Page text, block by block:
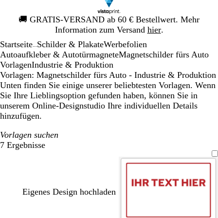
🚚 GRATIS-VERSAND ab 60 € Bestellwert. Mehr
Information zum Versand hier.
Galeriebild
1
Startseite Schilder & PlakateWerbefolien
Autoaufkleber & AutotürmagneteMagnetschilder fürs Auto
VorlagenIndustrie & Produktion
Vorlagen: Magnetschilder fürs Auto - Industrie & Produktion
Unten finden Sie einige unserer beliebtesten Vorlagen. Wenn
Sie Ihre Lieblingsoption gefunden haben, können Sie in
unserem Online-Designstudio Ihre individuellen Details
hinzufügen.
Vorlagen suchen
7 Ergebnisse
Filter
Eigenes Design hochladen